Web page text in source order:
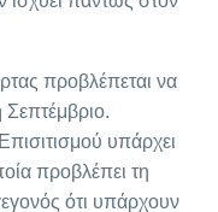
προβλέπεται να
Σεπτέμβριο.
υπάρχει
προβλέπει τη
ότι υπάρχουν